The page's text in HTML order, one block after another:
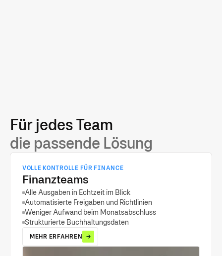
Für jedes Team
die passende Lösung
VOLLE KONTROLLE FÜR FINANCE
Finanzteams
Alle Ausgaben in Echtzeit im Blick
Automatisierte Freigaben und Richtlinien
Weniger Aufwand beim Monatsabschluss
Strukturierte Buchhaltungsdaten
MEHR ERFAHREN